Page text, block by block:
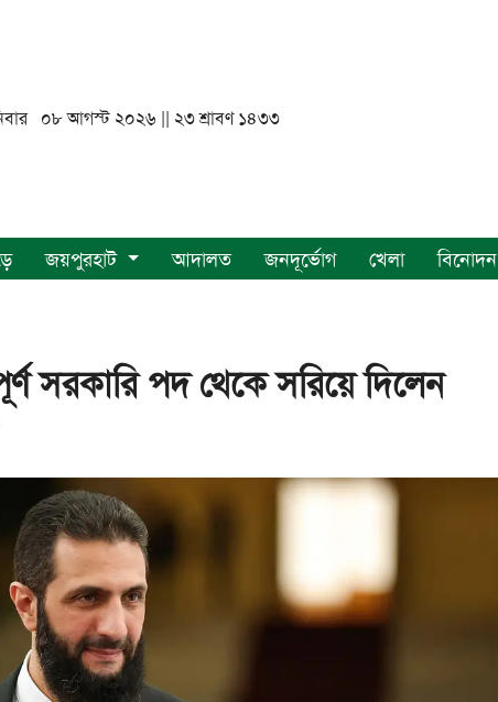
০৮ আগস্ট ২০২৬ || ২৩ শ্রাবণ ১৪৩৩
জয়পুরহাট আদালত জনদূর্ভোগ খেলা বিনোদন
সরকারি পদ থেকে সরিয়ে দিলেন